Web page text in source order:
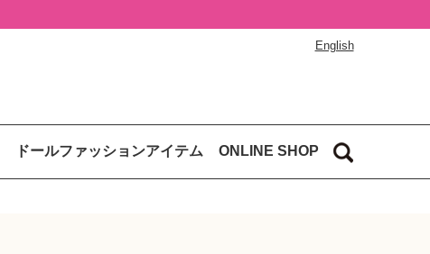
English
ドールファッションアイテム ONLINE SHOP